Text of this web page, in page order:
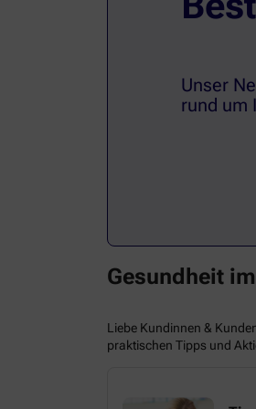
Unser
rund um
Gesundheit
Liebe Kundinnen &
praktischen Tipps und